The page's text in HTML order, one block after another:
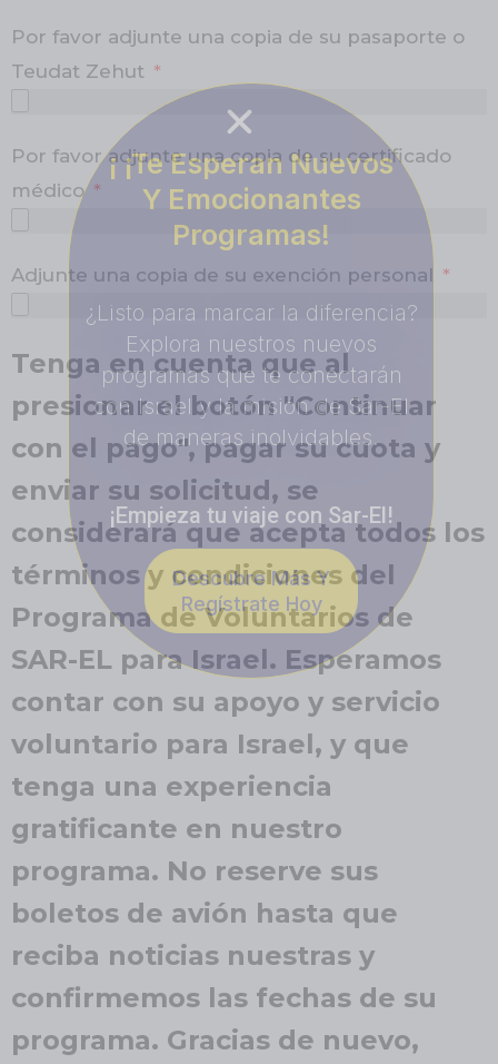
Por favor adjunte una copia de su pasaporte o
Teudat Zehut
Por favor adjunte una copia de su certificado
médico
Adjunte una copia de su exención personal
Tenga en cuenta que al
presionar el botón "Continuar
con el pago", pagar su cuota y
enviar su solicitud, se
considerará que acepta todos los
términos y condiciones del
Programa de Voluntarios de
SAR-EL para Israel. Esperamos
contar con su apoyo y servicio
voluntario para Israel, y que
tenga una experiencia
gratificante en nuestro
programa. No reserve sus
boletos de avión hasta que
reciba noticias nuestras y
confirmemos las fechas de su
programa. Gracias de nuevo,
¡ ¡Te Esperan Nuevos
Y Emocionantes
Programas!
¿Listo para marcar la diferencia?
Explora nuestros nuevos
programas que te conectarán
con Israel y la misión de Sar-El
de maneras inolvidables.
¡Empieza tu viaje con Sar-El!
Descubre Más Y
Regístrate Hoy